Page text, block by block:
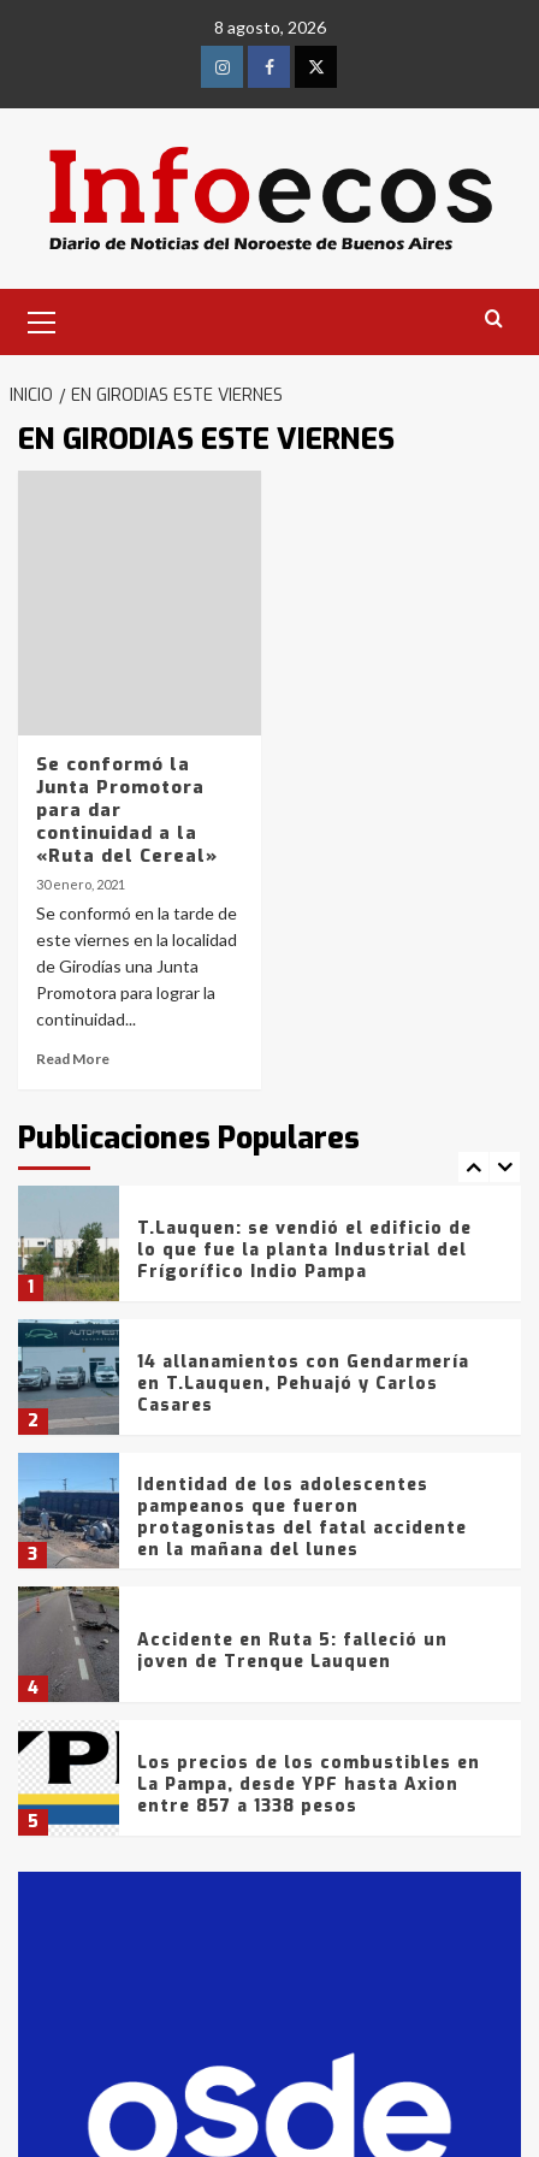
8 agosto, 2026
InstagramFacebookTwitter
primario
INICIO EN GIRODIAS ESTE VIERNES
EN GIRODIAS ESTE VIERNES
Se conformó la
Junta Promotora
para dar
continuidad a la
«Ruta del Cereal»
30 enero, 2021
Se conformó en la tarde de
este viernes en la localidad
de Girodías una Junta
Promotora para lograr la
continuidad...
Read More
Publicaciones Populares
4
5
Los precios de los combustibles en
La Pampa, desde YPF hasta Axion
6
La Bolsa de Cereales de Bahía
Blanca anticipa que Agosto vendrá
con lluvias y heladas, en gran parte
fueron detenidos por
comercialización de drogas en la
tarde del sábado
1
T.Lauquen: se vendió el edificio de
lo que fue la planta Industrial del
Frígorífico Indio Pampa
2
14 allanamientos con Gendarmería
en T.Lauquen, Pehuajó y Carlos
Casares
3
Identidad de los adolescentes
pampeanos que fueron
protagonistas del fatal accidente
en la mañana del lunes
4
Accidente en Ruta 5: falleció un
joven de Trenque Lauquen
5
Los precios de los combustibles en
La Pampa, desde YPF hasta Axion
entre 857 a 1338 pesos
fueron detenidos por
comercialización de drogas en la
tarde del sábado